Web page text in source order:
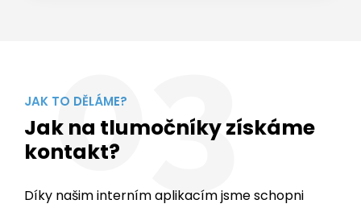
03
Jak na tlumočníky získáme
kontakt?
Díky našim interním aplikacím jsme schopni
webových stránek a velmi rychle tak